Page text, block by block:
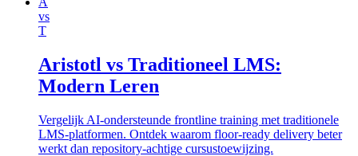
vs
T
Aristotl vs Traditioneel LMS:
Modern Leren
Vergelijk AI-ondersteunde frontline training met traditionele
LMS-platformen. Ontdek waarom floor-ready delivery beter
werkt dan repository-achtige cursustoewijzing.